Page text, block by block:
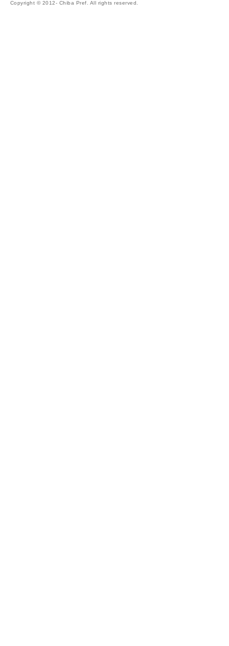
Copyright © 2012- Chiba Pref. All rights reserved.